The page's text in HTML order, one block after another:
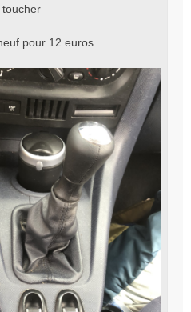
toucher
pour 12 euros